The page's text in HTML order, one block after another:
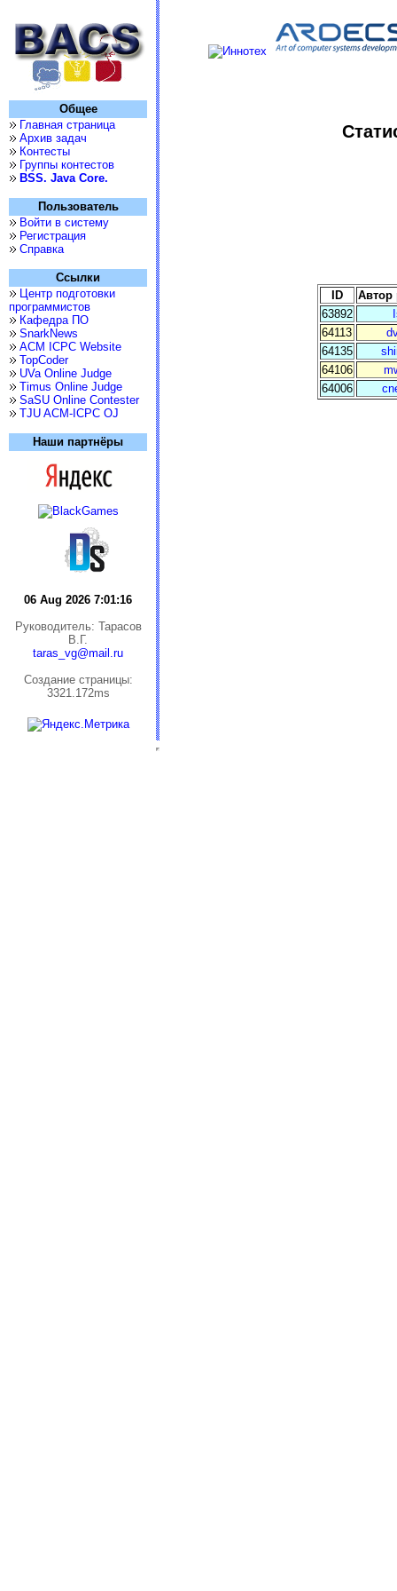
Общее
Главная страница
Архив задач
Контесты
Группы контестов
BSS. Java Core.
Пользователь
Войти в систему
Регистрация
Справка
Ссылки
Центр подготовки
программистов
Кафедра ПО
SnarkNews
ACM ICPC Website
TopCoder
UVa Online Judge
Timus Online Judge
SaSU Online Contester
TJU ACM-ICPC OJ
Наши партнёры
06 Aug 2026 7:01:16
Руководитель: Тарасов
В.Г.
taras_vg@mail.ru
Cоздание страницы:
3321.172ms
ID
Автор
63892
64113
64135
64106
64006